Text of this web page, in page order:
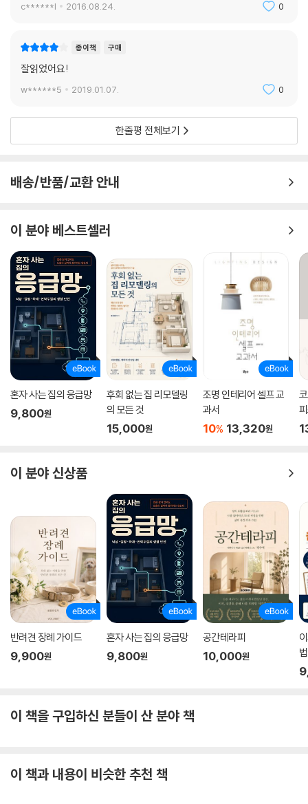
43 음식물 쓰레기 냄새 잡는 3가지 방법
45 플라스틱에 묻은 유성 펜 지우기
46 천연 제초제 만들기
48 사과 껍질로 냄비 속 깨끗하게 만들기
50 찻잔의 때 말끔히 없애기
51 행주와 스펀지 살균하기
53 변색된 은 세척하기
1 굳은 마스카라 되살리기
3 깨진 파우더 팩트 되살리기
4 눈 밑에 번진 화장 간편 수정법
5 매니큐어 주름 없애기
6 매니큐어로 매니큐어 지우는 법
7 머리 말리는 시간 반으로 줄이기
8 머리 볼륨 살리기
9 머리카락 제거하기 쉬운 빗 만들기
10 빗 쉽게 청소하는 법
11 자다가 눌린 머리 살리기
12 안경에 김 안 서리는 마스크 만들기
16 키친타월로 만드는 마스크팩
17 프렌치 네일 쉽게 만들기
18 붙이는 네일 스티커 셀프 제조법
19 천연 펄 파우더 만들기
20 바세린 5가지 활용법
5 RECYCLE
1 달걀 상자로 새싹 키우기
2 귤껍질 재활용 5가지 방법
3 쌀뜨물 재활용 5가지 방법
4 오래된 우유 재활용 5가지 방법
5 커피 찌꺼기 재활용 6가지 방법
8 다 쓴 리무버 통으로 소독용 알코올 케이스 만들기
9 오래된 유성 펜을 새 펜으로 만들기
12 비닐봉지용 마개 만들기
c******l 2016.08.24. 0
종이책 구매
잘읽었어요!
w******5 2019.01.07. 0
한줄평 전체보기
배송/반품/교환 안내
이 분야 베스트셀러
혼자 사는 집의 응급망
9,800원
후회 없는 집 리모델링
의 모든 것
15,000원
조명 인테리어 셀프 교
과서
10% 13,320원
이 분야 신상품
반려견 장례 가이드
9,900원
혼자 사는 집의 응급망
9,800원
공간테라피
10,000원
법
이 책을 구입하신 분들이 산 분야 책
이 책과 내용이 비슷한 추천 책